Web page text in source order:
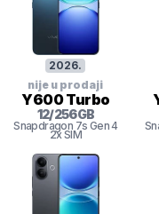
2026.
nije u prodaji
Y600 Turbo
12/256GB
Snapdragon 7s Gen 4
2x SIM